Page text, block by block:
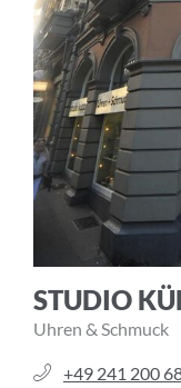
STUDIO
Uhren & Schmuck
+49 241 200